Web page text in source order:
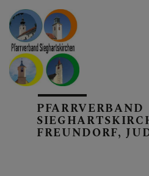
PFARREN
PFARRVERBAND
FREUNDORF,